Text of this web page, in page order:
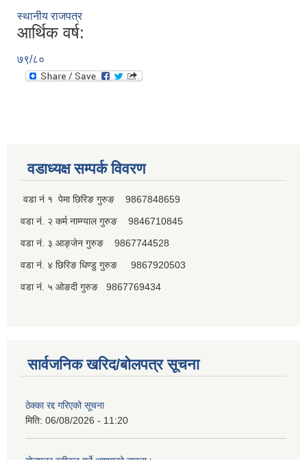
स्थानीय राजपत्र
आर्थिक वर्ष:
७९/८०
वडाध्यक्ष सम्पर्क विवरण
वडा नं १ पेमा छिरिङ गुरुङ 9867848659
वडा नं. २ कर्म नाम्ग्याल गुरुङ 9846710845
वडा नं. ३ आङ्जेन गुरुङ 9867744528
वडा नं. ४ छिरिङ धिण्डु गुरुङ 9867920503
वडा नं. ५ ओङदी गुरुङ 9867769434
सार्वजनिक खरिद/बोलपत्र सूचना
ठेक्का रद्द गरिएको सूचना
मिति: 06/08/2026 - 11:20